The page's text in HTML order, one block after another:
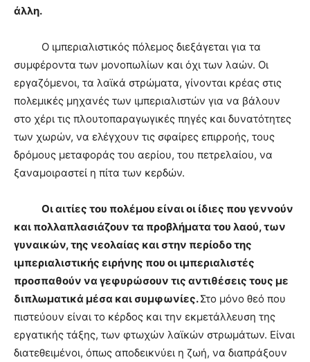
άλλη.
Ο ιμπεριαλιστικός πόλεμος διεξάγεται για τα
συμφέροντα των μονοπωλίων και όχι των λαών. Οι
εργαζόμενοι, τα λαϊκά στρώματα, γίνονται κρέας στις
πολεμικές μηχανές των ιμπεριαλιστών για να βάλουν
στο χέρι τις πλουτοπαραγωγικές πηγές και δυνατότητες
των χωρών, να ελέγχουν τις σφαίρες επιρροής, τους
δρόμους μεταφοράς του αερίου, του πετρελαίου, να
ξαναμοιραστεί η πίτα των κερδών.
Οι αιτίες του πολέμου είναι οι ίδιες που γεννούν
και πολλαπλασιάζουν τα προβλήματα του λαού, των
γυναικών, της νεολαίας και στην περίοδο της
ιμπεριαλιστικής ειρήνης που οι ιμπεριαλιστές
προσπαθούν να γεφυρώσουν τις αντιθέσεις τους με
διπλωματικά μέσα και συμφωνίες.Στο μόνο θεό που
πιστεύουν είναι το κέρδος και την εκμετάλλευση της
εργατικής τάξης, των φτωχών λαϊκών στρωμάτων. Είναι
διατεθειμένοι, όπως αποδεικνύει η ζωή, να διαπράξουν